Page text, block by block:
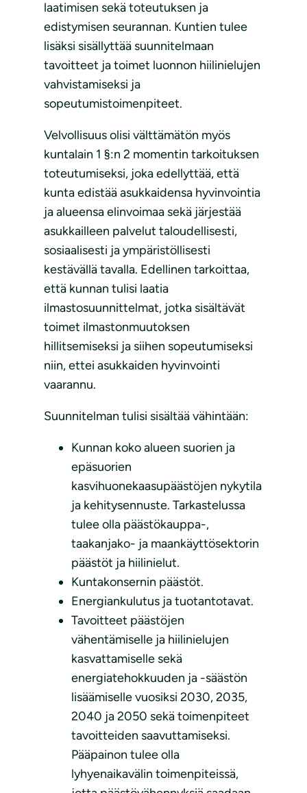
laatimisen sekä toteutuksen ja
edistymisen seurannan. Kuntien tulee
lisäksi sisällyttää suunnitelmaan
tavoitteet ja toimet luonnon hiilinielujen
vahvistamiseksi ja
sopeutumistoimenpiteet.
Velvollisuus olisi välttämätön myös
kuntalain 1 §:n 2 momentin tarkoituksen
toteutumiseksi, joka edellyttää, että
kunta edistää asukkaidensa hyvinvointia
ja alueensa elinvoimaa sekä järjestää
asukkailleen palvelut taloudellisesti,
sosiaalisesti ja ympäristöllisesti
kestävällä tavalla. Edellinen tarkoittaa,
että kunnan tulisi laatia
ilmastosuunnittelmat, jotka sisältävät
toimet ilmastonmuutoksen
hillitsemiseksi ja siihen sopeutumiseksi
niin, ettei asukkaiden hyvinvointi
vaarannu.
Suunnitelman tulisi sisältää vähintään:
Kunnan koko alueen suorien ja
epäsuorien
kasvihuonekaasupäästöjen nykytila
ja kehitysennuste. Tarkastelussa
tulee olla päästökauppa-,
taakanjako- ja maankäyttösektorin
päästöt ja hiilinielut.
Kuntakonsernin päästöt.
Energiankulutus ja tuotantotavat.
Tavoitteet päästöjen
vähentämiselle ja hiilinielujen
kasvattamiselle sekä
energiatehokkuuden ja -säästön
lisäämiselle vuosiksi 2030, 2035,
2040 ja 2050 sekä toimenpiteet
tavoitteiden saavuttamiseksi.
Pääpainon tulee olla
lyhyenaikavälin toimenpiteissä,